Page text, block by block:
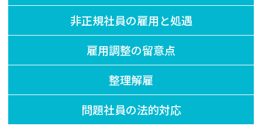
非正規社員の雇用と処遇
雇用調整の留意点
整理解雇
問題社員の法的対応